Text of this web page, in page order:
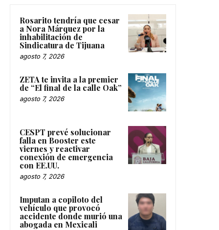
Rosarito tendría que cesar
a Nora Márquez por la
inhabilitación de
Sindicatura de Tijuana
agosto 7, 2026
ZETA te invita a la premier
de “El final de la calle Oak”
agosto 7, 2026
CESPT prevé solucionar
falla en Booster este
viernes y reactivar
conexión de emergencia
con EE.UU.
agosto 7, 2026
Imputan a copiloto del
vehículo que provocó
accidente donde murió una
abogada en Mexicali